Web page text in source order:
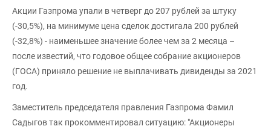
Акции Газпрома упали в четверг до 207 рублей за штуку
(-30,5%), на минимуме цена сделок достигала 200 рублей
(-32,8%) - наименьшее значение более чем за 2 месяца –
после известий, что годовое общее собрание акционеров
(ГОСА) приняло решение не выплачивать дивиденды за 2021
год.
Заместитель председателя правления Газпрома Фамил
Садыгов так прокомментировал ситуацию: "Акционеры